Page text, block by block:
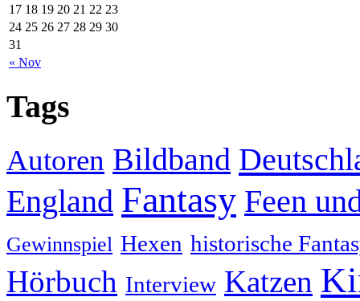
« Nov
17 18 19 20 21 22 23
24 25 26 27 28 29 30
31
Tags
Autoren Bildband
England Fantasy Feen
Gewinnspiel Hexen historische
Hörbuch Interview Katzen